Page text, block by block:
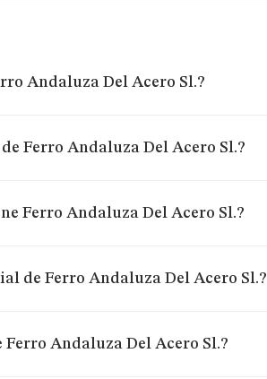
Andaluza Del Acero Sl.?
Ferro Andaluza Del Acero Sl.?
Ferro Andaluza Del Acero Sl.?
de Ferro Andaluza Del Acero Sl.?
Ferro Andaluza Del Acero Sl.?